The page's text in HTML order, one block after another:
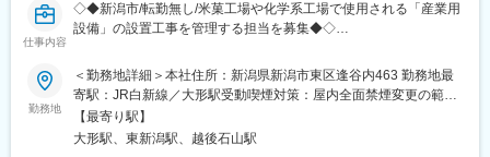
技術製造部内の制御チームに所属し、周囲のメンバーと連携しな
がら業務を進めていただきます。
＜この仕事の魅力＞
◆社内SEだけでは終わらない、技術の幅を広げられる環境
社内ITサポートだけでなく、将来的にはWindowsアプリケーショ
ン開発やPC制御領域にも携わることが可能です。
仕事内容
◇◆新潟市/転勤無し/米菓工場や化学系工場で使用される「産業用
設備」の設置工事を管理する担当を募集◆◇
■この求人のおすすめポイント：
・大正時代から続く老舗企業でありながら、進化・変化を大事に
する社風
・産業用装置の専門商社＋自社内で設計開発を行うオーダーメイ
ド！お客様のIoT化ニーズに合わせて産業用装置の導入依頼が増加
勤務地
＜勤務地詳細＞本社住所：新潟県新潟市東区逢谷内463 勤務地最
寄駅：JR白新線／大形駅受動喫煙対策：屋内全面禁煙変更の範
囲：会社の定める事業所（リモートワーク含む）
【最寄り駅】
大形駅、東新潟駅、越後石山駅